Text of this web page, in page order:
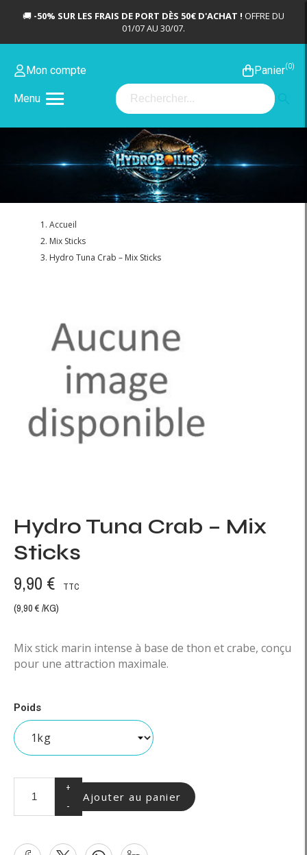
🚚 -50% SUR LES FRAIS DE PORT DÈS 50€ D'ACHAT ! OFFRE DU
01/07 AU 30/07.
Menu
Mon compte Panier 0
Accueil
Mix Sticks
Hydro Tuna Crab – Mix Sticks
Hydro Tuna Crab – Mix
Sticks
9,90 € TTC
(9,90 € /KG)
Mix stick marin intense à base de thon et crabe, conçu
pour une attraction maximale.
Poids
+
-
Ajouter au panier